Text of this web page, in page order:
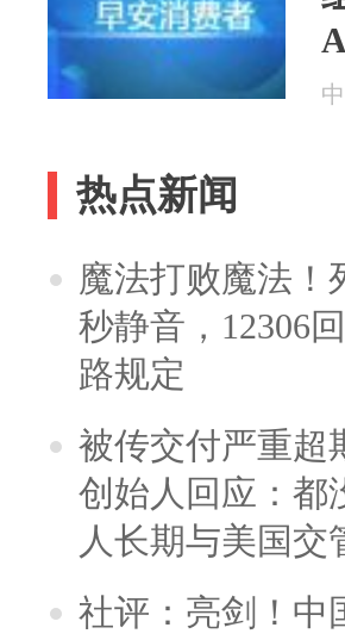
热点新闻
魔法打败魔法！
秒静音，12306
路规定
被传交付严重超
创始人回应：都
人长期与美国
社评：亮剑！中